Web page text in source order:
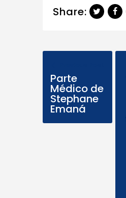
Share:
Parte
Médico de
Stephane
Emaná